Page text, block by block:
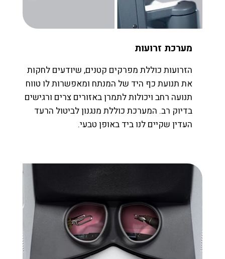
מערכת זרועות
הזרועות כוללת מפרקים קטנים, שיודעים לחקות
את תנועת כף היד של המנתח ומאפשרות לו טווח
תנועה רחב ויכולות לתמרן באזורים צרים ורגישים
בדיוק רב. המערכת כוללת מנגנון לביטול הרעד
העדין שקיים לנו ביד באופן טבעי.